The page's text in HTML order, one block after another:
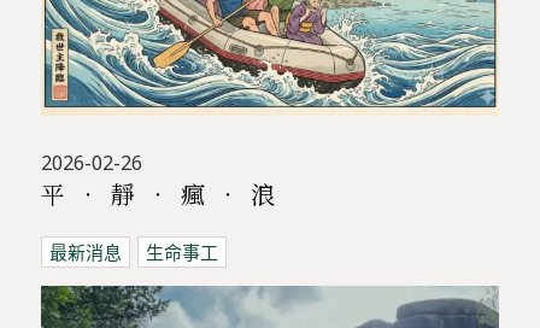
2026-02-26
平 ‧ 靜 ‧ 瘋 ‧ 浪
最新消息 生命事工